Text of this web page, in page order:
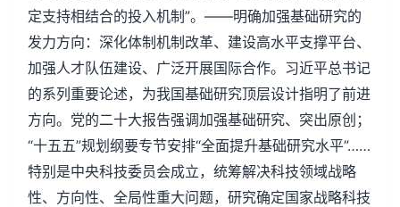
定支持相结合的投入机制”。——明确加强基础研究的
发力方向：深化体制机制改革、建设高水平支撑平台、
加强人才队伍建设、广泛开展国际合作。习近平总书记
的系列重要论述，为我国基础研究顶层设计指明了前进
方向。党的二十大报告强调加强基础研究、突出原创；
“十五五”规划纲要专节安排“全面提升基础研究水平”……
特别是中央科技委员会成立，统筹解决科技领域战略
性、方向性、全局性重大问题，研究确定国家战略科技